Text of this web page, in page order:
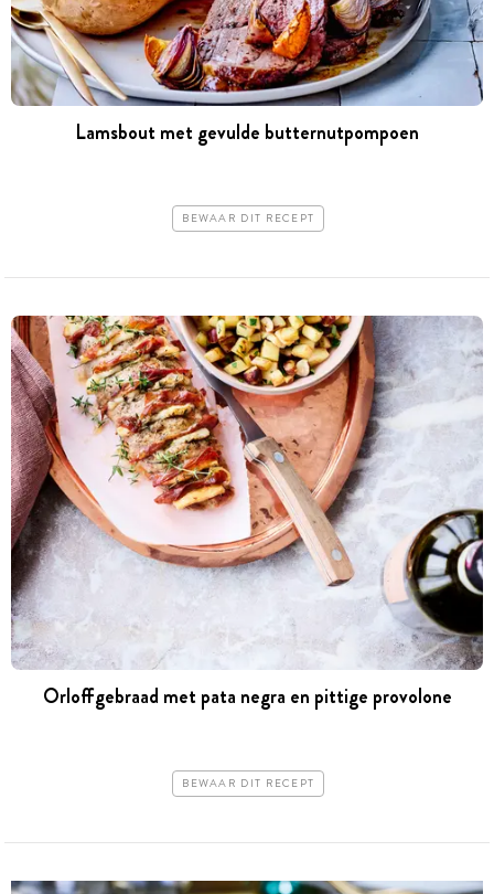
Lamsbout met gevulde butternutpompoen
BEWAAR DIT RECEPT
Orloffgebraad met pata negra en pittige provolone
BEWAAR DIT RECEPT